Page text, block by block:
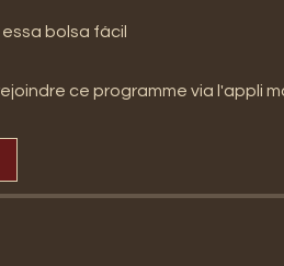
bolsa fácil
ce programme via l'appli